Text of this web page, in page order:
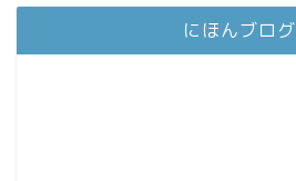
にほんブロ